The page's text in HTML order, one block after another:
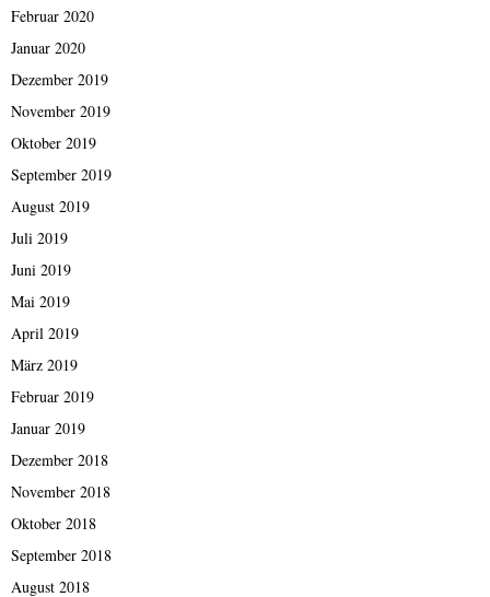
Februar 2020
Januar 2020
Dezember 2019
November 2019
Oktober 2019
September 2019
August 2019
Juli 2019
Juni 2019
Mai 2019
April 2019
März 2019
Februar 2019
Januar 2019
Dezember 2018
November 2018
Oktober 2018
September 2018
August 2018